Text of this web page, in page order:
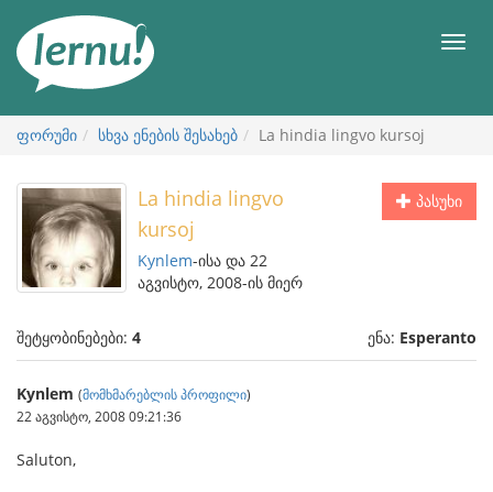
ნახვა
მენიუ
ფორუმი სხვა ენების შესახებ La hindia lingvo kursoj
პასუხი
La hindia lingvo
kursoj
Kynlem-ისა და 22
აგვისტო, 2008-ის მიერ
შეტყობინებები: 4 ენა: Esperanto
Kynlem (მომხმარებლის პროფილი)
22 აგვისტო, 2008 09:21:36
Saluton,